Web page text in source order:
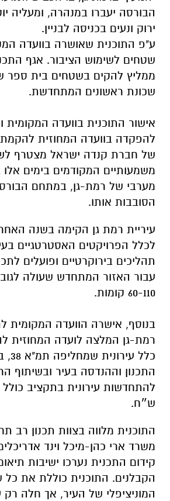
הבורסה יעברו במנהרה, ומעליה
ירוק ונעים בכניסה לבניין.
ע"פ התוכנית שאושרה בוועדה
שטחים לשימוש הציבור. אגף
ממליץ להקים בשטחים בית
שכונת ראשונים המתחדשת.
אישור התוכנית בוועדה המקומית
להפקדה בוועדה המחוזית להקמת
של חברת קנדה ישראל מצטרף
משמעותיים המקודמים בימים אלו
מערבי של רמת-גן, במתחם
הסובבות אותו.
עיריית רמת גן הקימה בשנה
לכלל הפרויקטים האסטרטגיים
תהליכים בירוקרטיים ופועלים
עבור האזור המתחדש שעולה
60-110 קומות.
בנוסף, אישרה הוועדה המקומית
רמת-גן המלצה לועדה המחוזית
כלל
התכנון וההנדסה בעיר ובשיתוף
ש״ח.
התוכנית מלווה בצוות תכנון רב
משרד ארי כהן-מיכל וינד
קידום התכנית נערכו ישיבות
הקבלנים. התוכנית כוללת את
המוניציפלי של העיר, אך חלה רק